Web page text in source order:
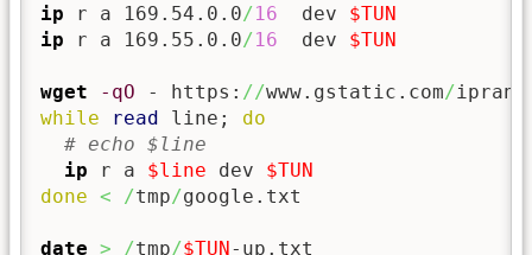
ip r a 169.54.0.0/16
  dev
$TUN
ip r a 169.55.0.0/16
  dev
$TUN
wget -qO - https: //www.gstatic.com/
while
read line; do
# echo $line
ip r a $line dev $TUN
done < /tmp/google.txt
date > /tmp/$TUN-up.txt